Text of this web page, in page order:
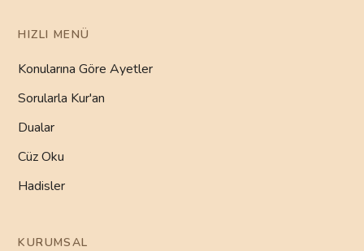
HIZLI MENÜ
Konularına Göre Ayetler
Sorularla Kur'an
Dualar
Cüz Oku
Hadisler
KURUMSAL